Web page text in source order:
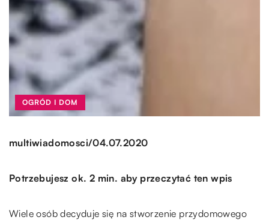
OGRÓD I DOM
multiwiadomosci/04.07.2020
Potrzebujesz ok. 2 min. aby przeczytać ten wpis
Wiele osób decyduje się na stworzenie przydomowego